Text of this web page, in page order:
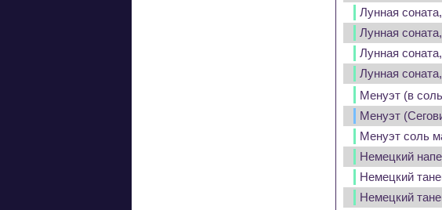
Лунная
Лунная
Лунная
Лунная
Менуэт (в
Менуэт
Менуэт соль
Немецкий
Немецкий
Немецкий